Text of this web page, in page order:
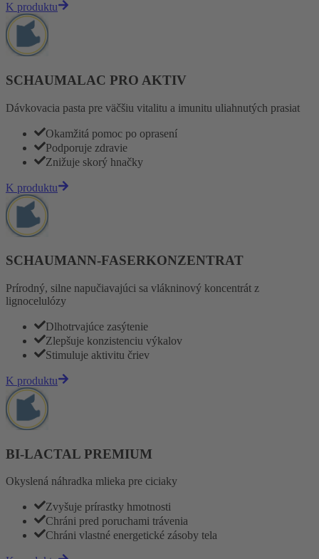
K produktu
SCHAUMALAC PRO AKTIV
Dávkovacia pasta pre väčšiu vitalitu a imunitu uliahnutých prasiat
Okamžitá pomoc po oprasení
Podporuje zdravie
Znižuje skorý hnačky
K produktu
SCHAUMANN-FASERKONZENTRAT
Prírodný, silne napučiavajúci sa vlákninový koncentrát z
lignocelulózy
Dlhotrvajúce zasýtenie
Zlepšuje konzistenciu výkalov
Stimuluje aktivitu čriev
K produktu
BI-LACTAL PREMIUM
Okyslená náhradka mlieka pre ciciaky
Zvyšuje prírastky hmotnosti
Chráni pred poruchami trávenia
Chráni vlastné energetické zásoby tela